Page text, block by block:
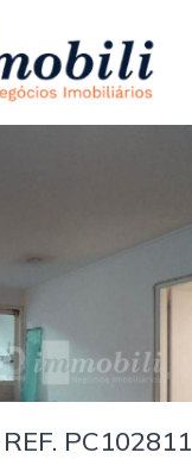
PC102811